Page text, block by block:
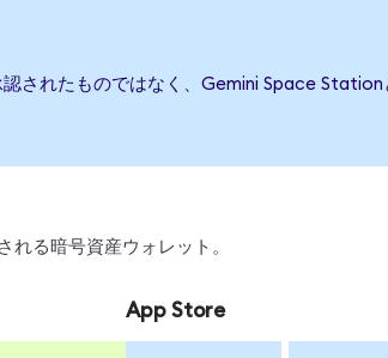
されたものではなく、Gemini Space
る暗号資産ウォレット。
App Store